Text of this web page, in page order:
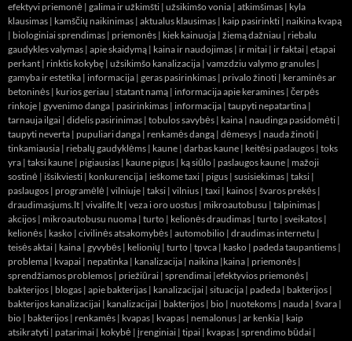
efektyvi priemonė | galima ir užkimšti | užsikimšo vonia | atkimšimas | kyla
klausimas | kamščių naikinimas | aktualus klausimas | kaip pasirinkti | naikina kvapą
| biologiniai sprendimas | priemonės | kiek kainuoja | žiemą dažniau | riebalu
gaudykles valymas | apie skaidymą | kaina ir naudojimas | ir mitai | ir faktai | etapai
perkant | rinktis kokybę | užsikimšo kanalizacija | vamzdziu valymo granules |
gamyba ir estetika | informacija | geras pasirinkimas | privalo žinoti | keraminės ar
betoninės | kurios geriau | statant namą | informacija apie keramines | čerpės
rinkoje | gyvenimo danga | pasirinkimas | informacija | taupyti nepatartina |
tarnauja ilgai | didelis pasirinimas | tobulos savybės | kaina | naudinga pasidomėti |
taupyti neverta | pupuliari danga | renkamės dangą | dėmesys | nauda žinoti |
tinkamiausia | riebalų gaudyklėms | kaune | darbas kaune | keitėsi paslaugos | toks
yra | taksi kaune | pigiausias | kaune pigus | ką siūlo | paslaugos kaune | mažoji
sostinė | išsikviesti | konkurencija | ieškome taxi | pigus | susisiekimas | taksi |
paslaugos | programėlė | vilniuje | taksi | vilnius | taxi | kainos | švaros prekės |
draudimasjums.lt | vivalife.lt | veza i oro uostus | mikroautobusu | talpinimas |
akcijos | mikroautobusu nuoma | turto | kelionės draudimas | turto | sveikatos |
kelionės | kasko | civilinės atsakomybės | automobilio | draudimas internetu |
teisės aktai | kaina | gyvybės | kelionių | turto | tpvca | kasko | padeda taupantiems |
problema | kvapai | nepatinka | kanalizacija | naikina |kaina | priemonės |
sprendžiamos problemos | priežiūrai | sprendimai |efektyvios priemonės |
bakterijos | blogas | apie bakterijas | kanalizacijai | situacija | padeda | bakterijos |
bakterijos kanalizacijai | kanalizacijai | bakterijos | bio | nuotekoms | nauda | švara |
bio | bakterijos | renkamės | kvapas | kvapas | nemalonus | ar kenkia | kaip
atsikratyti | patarimai | kokybė | įrenginiai | tipai | kvapas | sprendimo būdai |